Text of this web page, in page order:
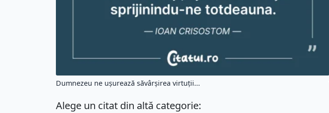
Dumnezeu ne uşurează săvârşirea virtuţii...
Alege un citat din altă categorie: